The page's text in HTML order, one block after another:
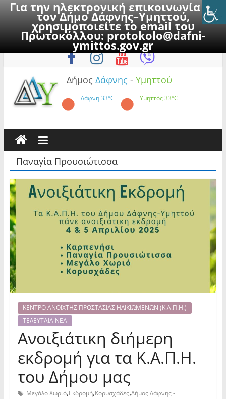
Για την ηλεκτρονική επικοινωνία με
τον Δήμο Δάφνης–Υμηττού,
χρησιμοποιείτε το email του
Πρωτοκόλλου:protokolo@dafni-
ymittos.gov.gr
to
Σάββατο, 8 Αυγούστου 2026
Δήμος Δάφνης - Υμηττού
Δάφνη33°C Υμηττός33°C
Παναγία Προυσιώτισσα
ΚΕΝΤΡΟ ΑΝΟΙΧΤΗΣ ΠΡΟΣΤΑΣΙΑΣ ΗΛΙΚΙΩΜΕΝΩΝ (Κ.Α.Π.Η.)
ΤΕΛΕΥΤΑΙΑ ΝΕΑ
Ανοιξιάτικη διήμερη
εκδρομή για τα Κ.Α.Π.Η.
του Δήμου μας
Μεγάλο Χωριό,Εκδρομή,Κορυσχάδες,Δήμος Δάφνης -